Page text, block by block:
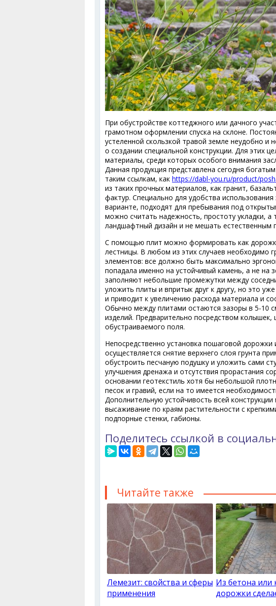
При обустройстве коттеджного или дачного
грамотном оформлении спуска на склоне.
устеленной скользкой травой земле неудобно
о создании специальной конструкции. Для этих
материалы, среди которых особого внимания
Данная продукция представлена сегодня
таким ссылкам, как https://dabl-you.ru/product/
из таких прочных материалов, как гранит,
фактур. Специально для удобства
варианте, подходят для пребывания под
можно считать надежность, простоту укладки,
ландшафтный дизайн и не мешать естественным
С помощью плит можно формировать как
лестницы. В любом из этих случаев необходимо
элементов: все должно быть максимально
попадала именно на устойчивый камень, а не на
заполняют небольшие промежутки между
уложить плиты и впритык друг к другу, но это
и приводит к увеличению расхода материала и
Обычно между плитами остаются зазоры в 5-10
изделий. Предварительно посредством колышек,
обустраиваемого поля.
Непосредственно установка пошаговой дорожки
осуществляется снятие верхнего слоя грунта
обустроить песчаную подушку и уложить сами
улучшения дренажа и отсутствия прорастания
основании геотекстиль хотя бы небольшой
песок и гравий, если на то имеется
Дополнительную устойчивость всей
высаживание по краям растительности с
подпорные стенки, габионы.
Поделитесь ссылкой в
Читайте также
Лемезит: свойства и сферы
применения
Из бетона или
дорожки